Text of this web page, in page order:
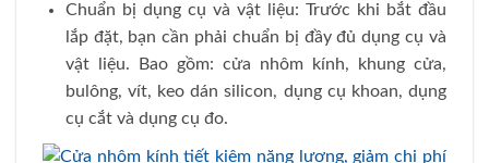
Chuẩn bị dụng cụ và vật liệu: Trước khi bắt đầu
lắp đặt, bạn cần phải chuẩn bị đầy đủ dụng cụ và
vật liệu. Bao gồm: cửa nhôm kính, khung cửa,
bulông, vít, keo dán silicon, dụng cụ khoan, dụng
cụ cắt và dụng cụ đo.